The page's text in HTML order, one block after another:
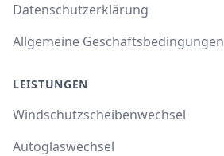
Datenschutzerklärung
Allgemeine Geschäftsbedingungen
LEISTUNGEN
Windschutzscheibenwechsel
Autoglaswechsel